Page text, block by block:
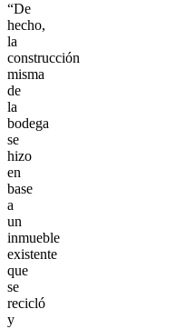
“De
hecho,
la
construcción
misma
de
la
bodega
se
hizo
en
base
a
un
inmueble
existente
que
se
recicló
y